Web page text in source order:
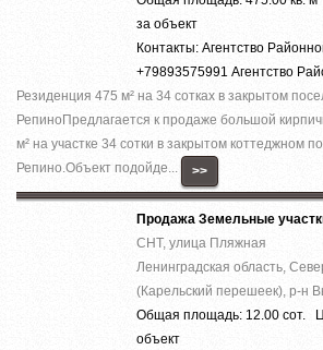
за объект
Контакты: Агентство
+79893575991 Агентство
Резиденция 475 м² на 34 сотках в закрытом
РепиноПредлагается к продаже большой
м² на участке 34 сотки в закрытом коттеджном
Репино.Объект подойде...
>>
Продажа Земельные
СНТ, улица Пляжная
Ленинградская область,
(Карельский перешеек), р-н
Общая площадь: 12.00 сот.
объект